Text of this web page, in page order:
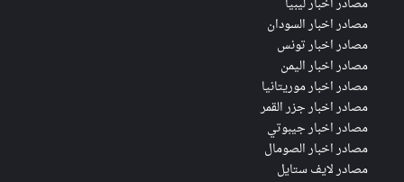
مصادر اخبار السودان
مصادر اخبار تونس
مصادر اخبار اليمن
مصادر اخبار موريتانيا
مصادر اخبار جزر القمر
مصادر اخبار جيبوتي
مصادر اخبار الصومال
مصادر لايف ستايل